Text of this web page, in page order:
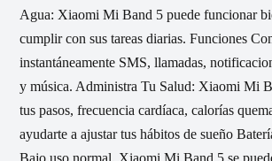
Agua: Xiaomi Mi Band 5 puede funcionar
cumplir con sus tareas diarias. Funciones
instantáneamente SMS, llamadas,
y música. Administra Tu Salud: Xiaomi Mi
tus pasos, frecuencia cardíaca, calorías
ayudarte a ajustar tus hábitos de sueño